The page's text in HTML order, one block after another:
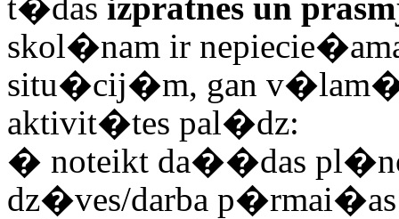
skol�nam ir
situ�cij�m, gan
aktivit�tes pal�dz:
� noteikt da��das
dz�ves/darba p�rmai�as